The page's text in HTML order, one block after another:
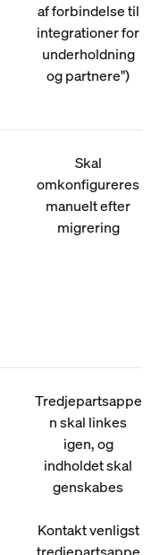
af forbindelse til
integrationer for
underholdning
og partnere")
Skal
omkonfigureres
manuelt efter
migrering
Tredjepartsappe
n skal linkes
igen, og
indholdet skal
genskabes
Kontakt venligst